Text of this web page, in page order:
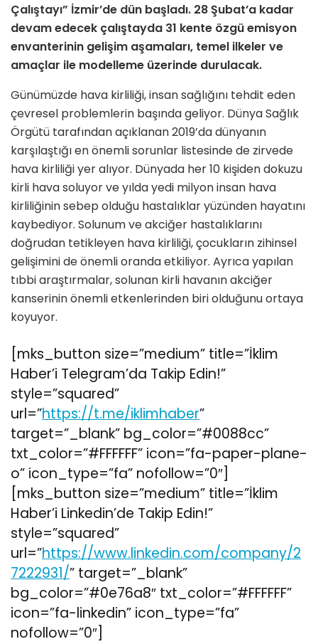
Çalıştayı” İzmir’de dün başladı. 28 Şubat’a kadar
devam edecek çalıştayda 31 kente özgü emisyon
envanterinin gelişim aşamaları, temel ilkeler ve
amaçlar ile modelleme üzerinde durulacak.
Günümüzde hava kirliliği, insan sağlığını tehdit eden
çevresel problemlerin başında geliyor. Dünya Sağlık
Örgütü tarafından açıklanan 2019’da dünyanın
karşılaştığı en önemli sorunlar listesinde de zirvede
hava kirliliği yer alıyor. Dünyada her 10 kişiden dokuzu
kirli hava soluyor ve yılda yedi milyon insan hava
kirliliğinin sebep olduğu hastalıklar yüzünden hayatını
kaybediyor. Solunum ve akciğer hastalıklarını
doğrudan tetikleyen hava kirliliği, çocukların zihinsel
gelişimini de önemli oranda etkiliyor. Ayrıca yapılan
tıbbi araştırmalar, solunan kirli havanın akciğer
kanserinin önemli etkenlerinden biri olduğunu ortaya
koyuyor.
[mks_button size=”medium” title=”İklim
Haber’i Telegram’da Takip Edin!”
style=”squared”
url=”https://t.me/iklimhaber”
target=”_blank” bg_color=”#0088cc”
txt_color=”#FFFFFF” icon=”fa-paper-plane-
o” icon_type=”fa” nofollow=”0″]
[mks_button size=”medium” title=”İklim
Haber’i Linkedin’de Takip Edin!”
style=”squared”
url=”https://www.linkedin.com/company/2
7222931/” target=”_blank”
bg_color=”#0e76a8″ txt_color=”#FFFFFF”
icon=”fa-linkedin” icon_type=”fa”
nofollow=”0″]